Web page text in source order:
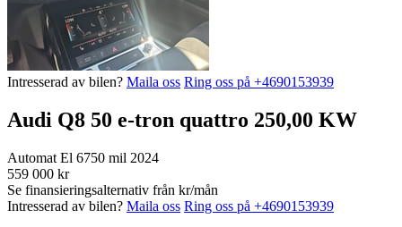
Intresserad av bilen? Maila oss Ring oss på +4690153939
Audi Q8 50 e-tron quattro 250,00 KW
Automat El 6750 mil 2024
559 000 kr
Se finansieringsalternativ från kr/mån
Intresserad av bilen? Maila oss Ring oss på +4690153939